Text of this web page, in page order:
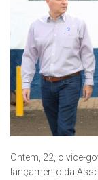
Ontem, 22, o vice-
lançamento da